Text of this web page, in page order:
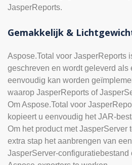
JasperReports.
Gemakkelijk &
Aspose.Total voor JasperReports
geschreven en wordt geleverd als
eenvoudig kan worden
waarop JasperReports of
Om Aspose.Total voor
kopieert u eenvoudig het JAR-
Om het product met JasperServer
extra stap het aanbrengen van
JasperServer-configuratiebestand